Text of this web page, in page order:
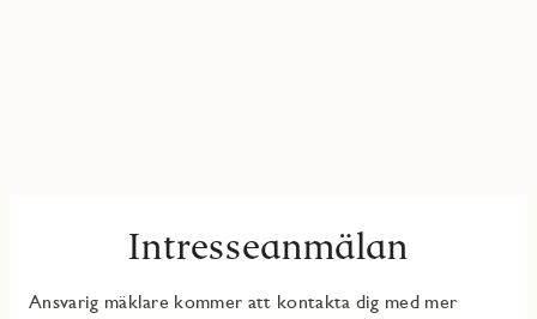
Intresseanmälan
Ansvarig mäklare kommer att kontakta dig med mer